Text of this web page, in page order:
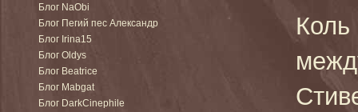
Блог NaObi
Блог Пегий пес Александр
Блог Irina15
Блог Oldys
Блог Beatrice
Блог Mabgat
Блог DarkCinephile
Коль